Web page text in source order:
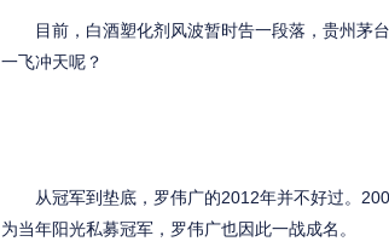
目前，白酒塑化剂风波暂时告一段落，贵州茅
一飞冲天呢？
从冠军到垫底，罗伟广的2012年并不好过。
为当年阳光私募冠军，罗伟广也因此一战成名。